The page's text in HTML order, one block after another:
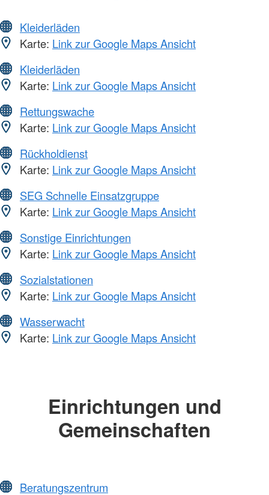
Kleiderläden
Karte: Link zur Google Maps Ansicht
Kleiderläden
Karte: Link zur Google Maps Ansicht
Rettungswache
Karte: Link zur Google Maps Ansicht
Rückholdienst
Karte: Link zur Google Maps Ansicht
SEG Schnelle Einsatzgruppe
Karte: Link zur Google Maps Ansicht
Sonstige Einrichtungen
Karte: Link zur Google Maps Ansicht
Sozialstationen
Karte: Link zur Google Maps Ansicht
Wasserwacht
Karte: Link zur Google Maps Ansicht
Einrichtungen und
Gemeinschaften
Beratungszentrum